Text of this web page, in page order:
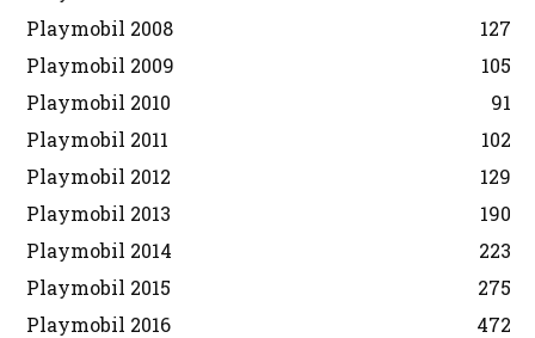
Playmobil 2008
127
Playmobil 2009
105
Playmobil 2010
91
Playmobil 2011
102
Playmobil 2012
129
Playmobil 2013
190
Playmobil 2014
223
Playmobil 2015
275
Playmobil 2016
472